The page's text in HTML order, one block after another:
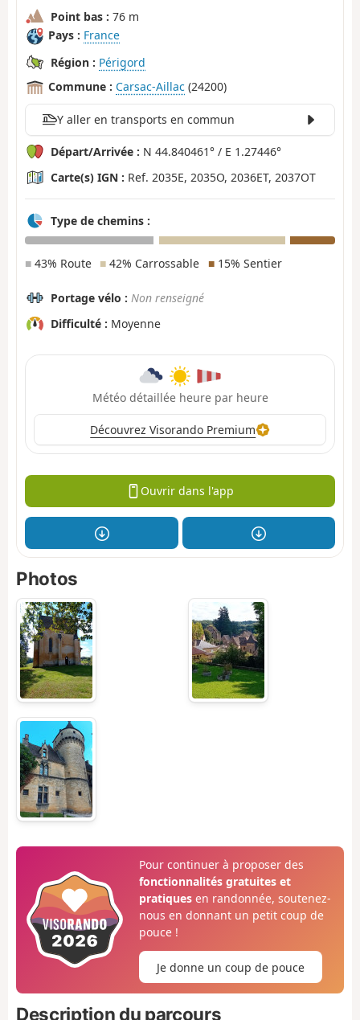
Point bas : 76 m
Pays : France
Région : Périgord
Commune : Carsac-Aillac (24200)
Y aller en transports en commun
Départ/Arrivée : N 44.840461° / E 1.27446°
Carte(s) IGN : Ref. 2035E, 2035O, 2036ET, 2037OT
Type de chemins :
■ 43% Route ■ 42% Carrossable ■15% Sentier
Portage vélo : Non renseigné
Difficulté : Moyenne
Météo détaillée heure par heure
Découvrez Visorando Premium
Ouvrir dans l'app
Photos
Pour continuer à proposer des
fonctionnalités gratuites et
pratiquesen randonnée, soutenez-
nous en donnant un petit coup de
pouce !
Je donne un coup de pouce
Description du parcours